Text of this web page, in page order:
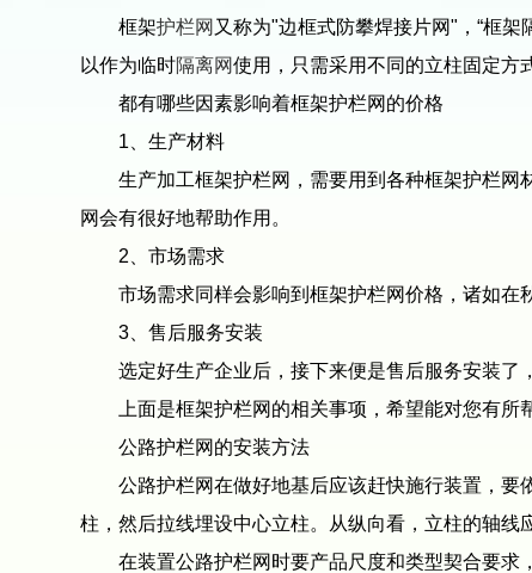
框架护栏网 又称为"边框式防攀焊接片网"，“框
以作为临时隔离网使用，只需采用不同的立柱固定方
都有哪些因素影响着框架护栏网的价格
1、生产材料
生产加工框架护栏网，需要用到各种框架护栏网
网会有很好地帮助作用。
2、市场需求
市场需求同样会影响到框架护栏网价格，诸如在秋
3、售后服务安装
选定好生产企业后，接下来便是售后服务安装了，
上面是框架护栏网的相关事项，希望能对您有所
公路护栏网的安装方法
公路护栏网在做好地基后应该赶快施行装置，要
柱，然后拉线埋设中心立柱。从纵向看，立柱的轴线
在装置公路护栏网时要产品尺度和类型契合要求